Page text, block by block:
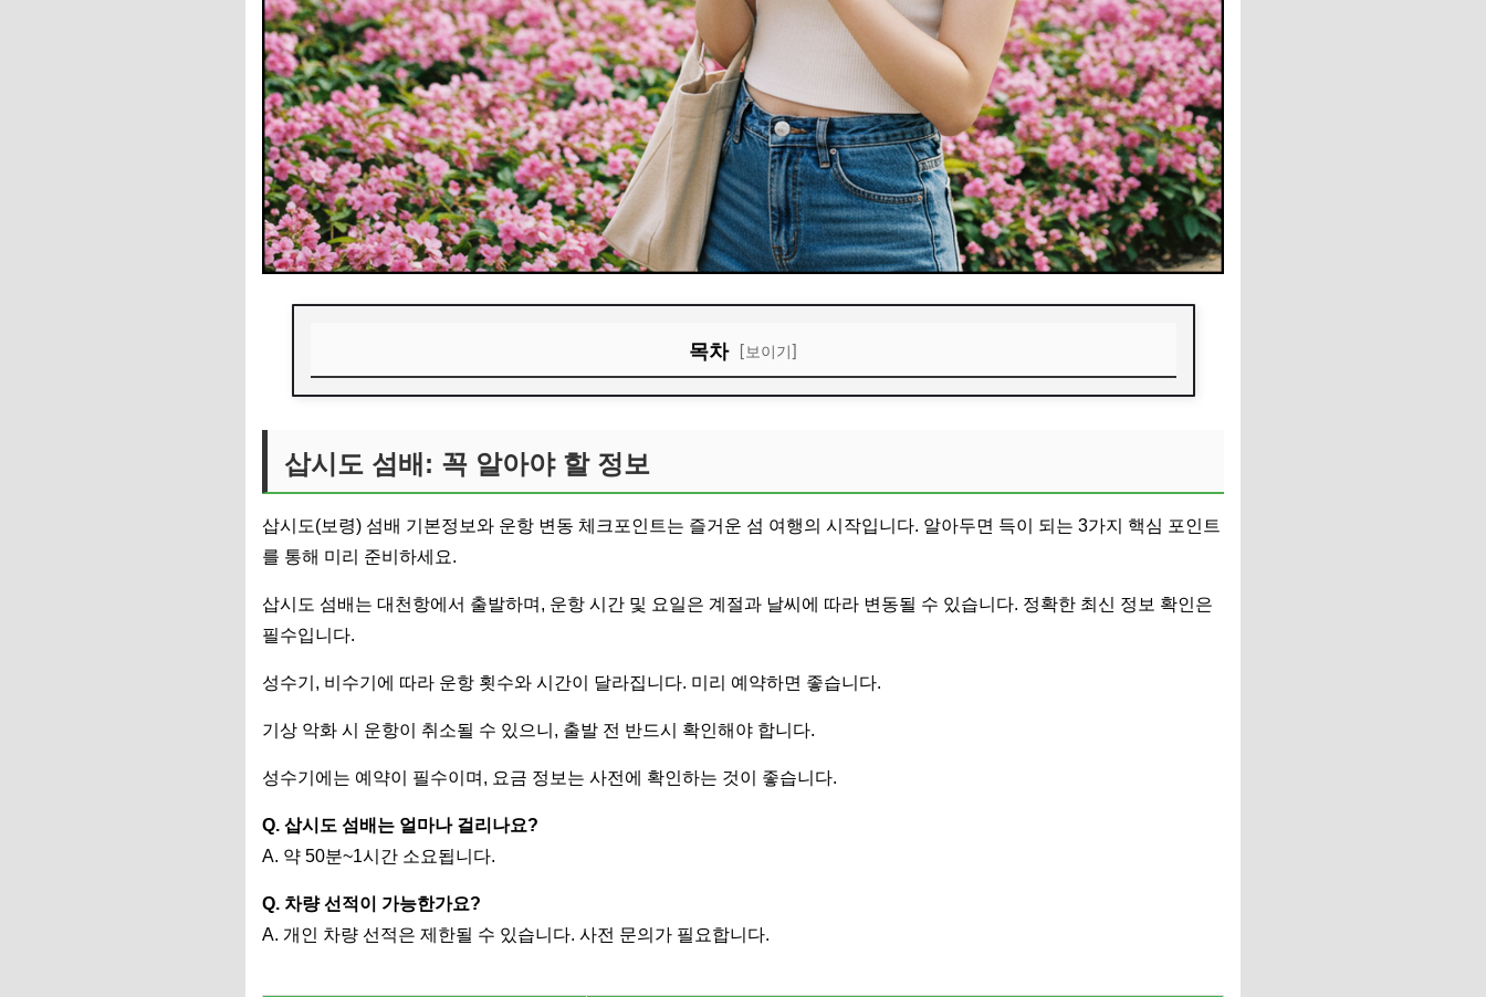
목차 [보이기]
최신 운항 정보 실시간 확인법
섬배 이용 시 필수 준비물
날씨 따른 변동 사항 체크!
자주 묻는 질문
삽시도 섬배: 꼭 알아야 할 정보
삽시도(보령) 섬배 기본정보와 운항 변동 체크포인트는 즐거운 섬 여행의 시작입니다. 알아두면 득이 되는 3가지 핵심 포인트
를 통해 미리 준비하세요.
삽시도 섬배는 대천항에서 출발하며, 운항 시간 및 요일은 계절과 날씨에 따라 변동될 수 있습니다. 정확한 최신 정보 확인은
필수입니다.
성수기, 비수기에 따라 운항 횟수와 시간이 달라집니다. 미리 예약하면 좋습니다.
기상 악화 시 운항이 취소될 수 있으니, 출발 전 반드시 확인해야 합니다.
성수기에는 예약이 필수이며, 요금 정보는 사전에 확인하는 것이 좋습니다.
Q. 삽시도 섬배는 얼마나 걸리나요?
A. 약 50분~1시간 소요됩니다.
Q. 차량 선적이 가능한가요?
A. 개인 차량 선적은 제한될 수 있습니다. 사전 문의가 필요합니다.